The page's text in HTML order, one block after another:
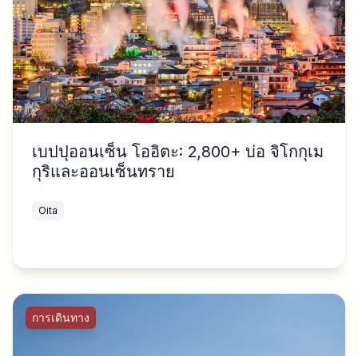
เบปปุออนเซ็น โออิตะ: 2,800+ บ่อ จิโกกุเม
กุริและออนเซ็นทราย
Oita
การเดินทาง